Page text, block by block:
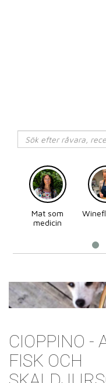
Mat som
medicin
CIOPPINO -
FISK OCH